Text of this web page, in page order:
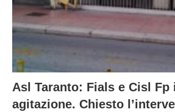
Asl Taranto: Fials e Cisl Fp
agitazione. Chiesto